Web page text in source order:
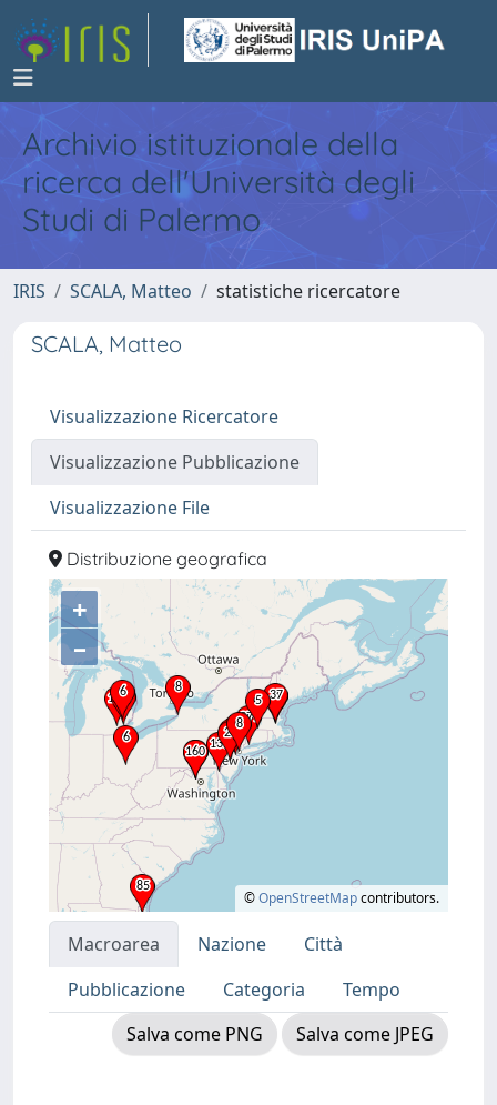
Archivio istituzionale della
ricerca dell'Università degli
Studi di Palermo
IRIS SCALA, Matteo statistiche ricercatore
SCALA, Matteo
Visualizzazione Ricercatore
Visualizzazione Pubblicazione
Visualizzazione File
Distribuzione geografica
+
–
©OpenStreetMapcontributors.
Macroarea Nazione
Città
Pubblicazione
Categoria
Tempo
Salva come PNG
Salva come JPEG